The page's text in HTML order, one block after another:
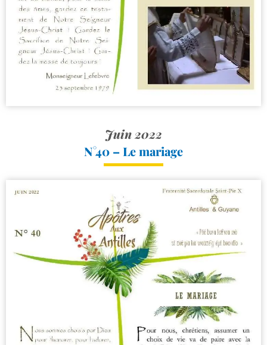
Juin 2022
N°40 – Le mariage